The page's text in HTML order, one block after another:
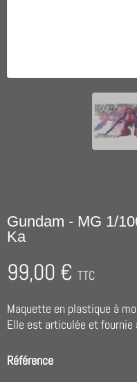
Gundam - MG 1/
Ka
99,00 € TTC
Maquette en plastique à
Elle est articulée et fournie
Référence